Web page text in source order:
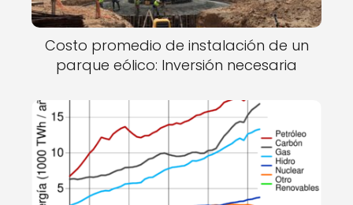
Costo promedio de instalación de un
parque eólico: Inversión necesaria